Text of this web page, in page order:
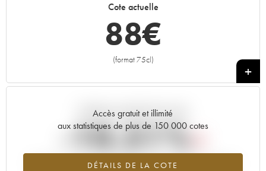
Cote actuelle
88€
(format 75cl)
+
Accès gratuit et illimité
aux statistiques de plus de 150 000 cotes
DÉTAILS DE LA COTE
Tendance actuelle de la cote
-10.51%
Tendance à la baisse du millésime 2009 en 2026 par rapport à